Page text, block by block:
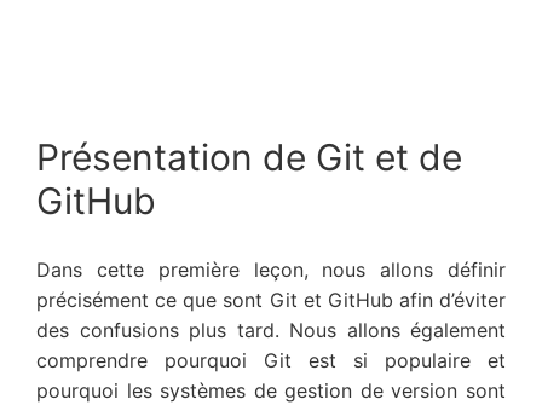
Présentation de Git et de
GitHub
Dans cette première leçon, nous allons définir
précisément ce que sont Git et GitHub afin d’éviter
des confusions plus tard. Nous allons également
comprendre pourquoi Git est si populaire et
pourquoi les systèmes de gestion de version sont